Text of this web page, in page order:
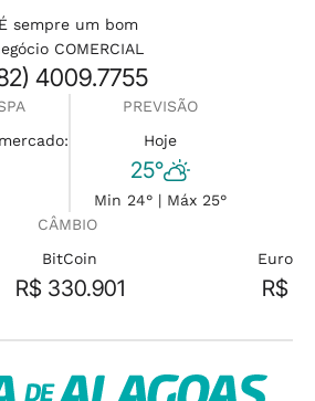
É sempre um bom
COMERCIAL
4009.7755
PREVISÃO
Hoje
25°
Min 24° | Máx 25°
CÂMBIO
BitCoin
R$ 330.901
Euro
R$